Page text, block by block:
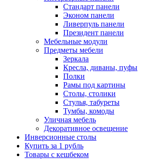
Стандарт панели
Эконом панели
Ливерпуль панели
Президент панели
Мебельные модули
Предметы мебели
Зеркала
Кресла, диваны, пуфы
Полки
Рамы под картины
Столы, столики
Стулья, табуреты
Тумбы, комоды
Уличная мебель
Декоративное освещение
Инверсионные столы
Купить за 1 рубль
Товары с кешбеком